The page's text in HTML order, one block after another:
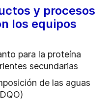
y procesos
los equipos
para la proteína
secundarias
de las aguas